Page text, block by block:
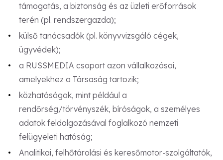
támogatás, a biztonság és az üzleti erőforrások
terén (pl. rendszergazda);
külső tanácsadók (pl. könyvvizsgáló cégek,
ügyvédek);
a RUSSMEDIA csoport azon vállalkozásai,
amelyekhez a Társaság tartozik;
közhatóságok, mint például a
rendőrség/törvényszék, bíróságok, a személyes
adatok feldolgozásával foglalkozó nemzeti
felügyeleti hatóság;
Analitikai, felhőtárolási és keresőmotor-szolgáltatók,